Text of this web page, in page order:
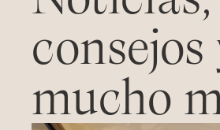
consejos
mucho